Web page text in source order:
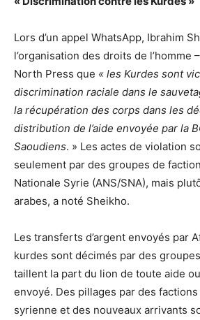
Lors d’un appel WhatsApp, Ibrahim
l’organisation des droits de l’homme
North Press que « les Kurdes sont
discrimination raciale dans le
la récupération des corps dans les
distribution de l’aide envoyée par la
Saoudiens. » Les actes de violation
seulement par des groupes de
Nationale Syrie (ANS/SNA), mais
arabes, a noté Sheikho.
Les transferts d’argent envoyés par
kurdes sont décimés par des
taillent la part du lion de toute aide
envoyé. Des pillages par des factions
syrienne et des nouveaux arrivants